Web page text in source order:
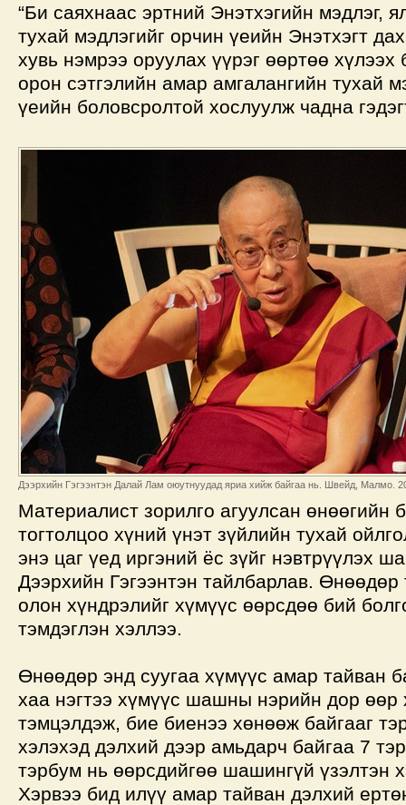
“Би саяхнаас эртний Энэтхэгийн мэдлэг,
тухай мэдлэгийг орчин үеийн Энэтхэгт
хувь нэмрээ оруулах үүрэг өөртөө хүлээх
орон сэтгэлийн амар амгалангийн тухай
үеийн боловсролтой хослуулж чадна
Дээрхийн Гэгээнтэн Далай Лам оюутнуудад яриа хийж байгаа нь. Швейд, Малмо.
Материалист зорилго агуулсан өнөөгийн
тогтолцоо хүний үнэт зүйлийн тухай
энэ цаг үед иргэний ёс зүйг нэвтрүүлэх
Дээрхийн Гэгээнтэн тайлбарлав. Өнөөдөр
олон хүндрэлийг хүмүүс өөрсдөө бий
тэмдэглэн хэллээ.
Өнөөдөр энд суугаа хүмүүс амар тайван
хаа нэгтээ хүмүүс шашны нэрийн дор өөр
тэмцэлдэж, бие биенээ хөнөөж байгааг
хэлэхэд дэлхий дээр амьдарч байгаа 7
тэрбум нь өөрсдийгөө шашингүй үзэлтэн
Хэрвээ бид илүү амар тайван дэлхий